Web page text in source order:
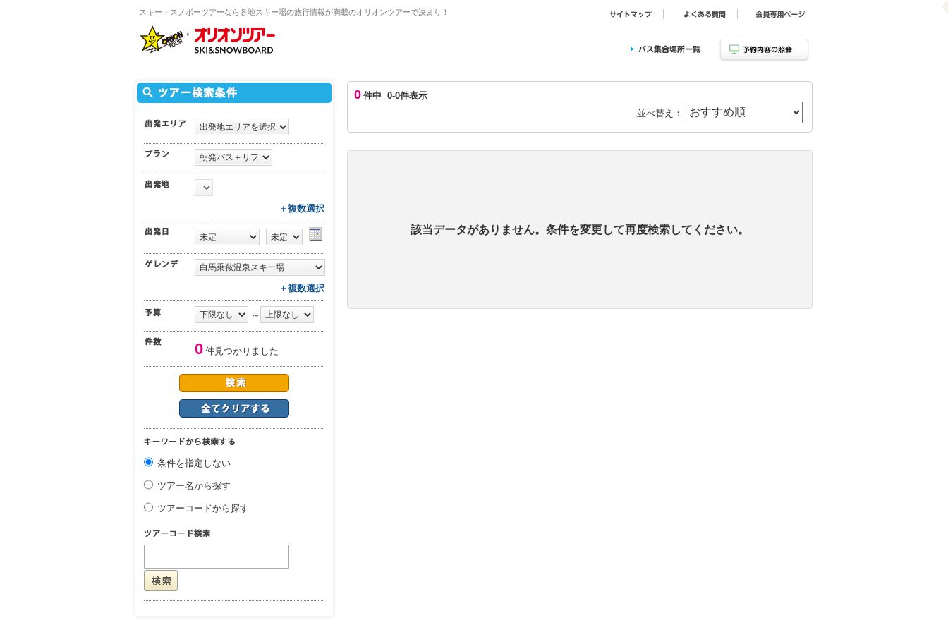
スキー・スノボーツアーなら各地スキー場の旅行情報が満載のオリオンツアーで決まり！
＋複数選択
＋複数選択
～
0 件見つかりました
条件を指定しない
ツアー名から探す
ツアーコードから探す
0 件中 0-0件表示
並べ替え：
該当データがありません。条件を変更して再度検索してください。